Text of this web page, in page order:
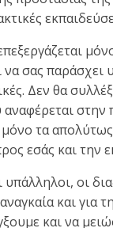
σας παράσχει
Δεν θα
τα
εσάς και την
υπάλληλοι, οι
και
και να